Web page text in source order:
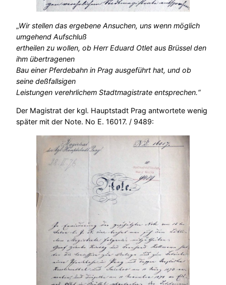
„Wir stellen das ergebene Ansuchen, uns wenn möglich
umgehend Aufschluß
ertheilen zu wollen, ob Herr Eduard Otlet aus Brüssel den
ihm übertragenen
Bau einer Pferdebahn in Prag ausgeführt hat, und ob
seine deßfallsigen
Leistungen verehrlichem Stadtmagistrate entsprechen.“
Der Magistrat der kgl. Hauptstadt Prag antwortete wenig
später mit der Note. No E. 16017. / 9489: